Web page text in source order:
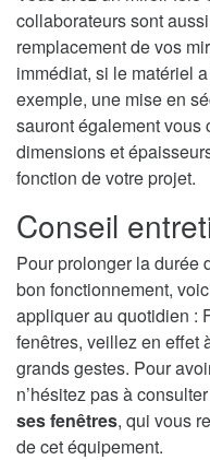
collaborateurs sont
remplacement de vos
immédiat, si le matériel
exemple, une mise en
sauront également vous
dimensions et
fonction de votre projet.
Conseil
Pour prolonger la durée
bon fonctionnement,
appliquer au quotidien :
fenêtres, veillez en effet
grands gestes. Pour
n’hésitez pas à
ses fenêtres, qui vous
de cet équipement.